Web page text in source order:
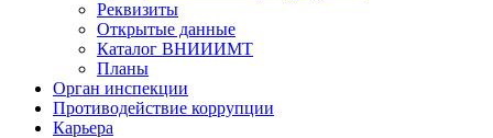
Реквизиты
Открытые данные
Каталог ВНИИИМТ
Планы
Орган инспекции
Противодействие коррупции
Карьера